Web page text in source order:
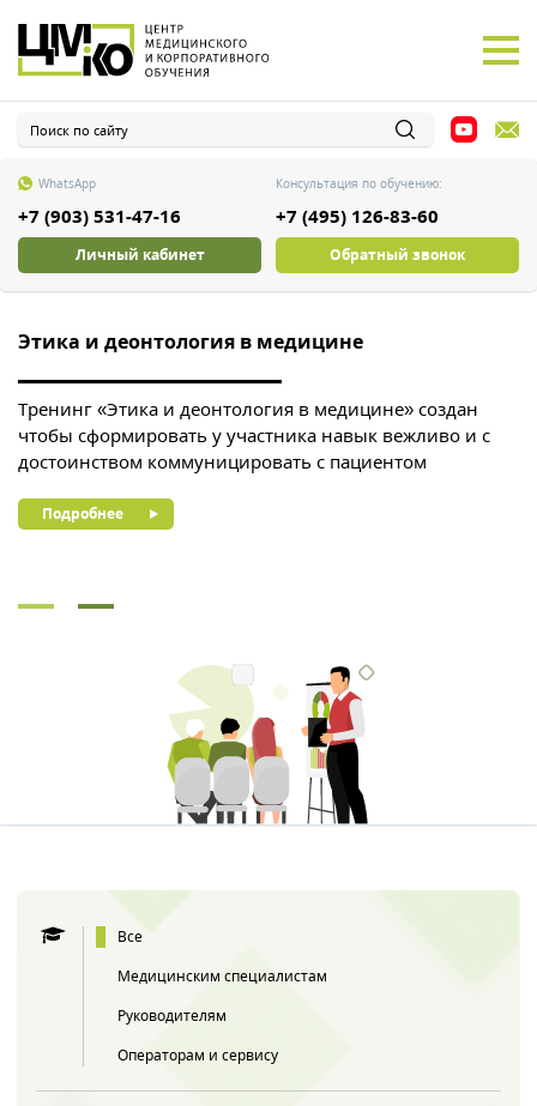
WhatsApp
+7 (903) 531-47-16
Консультация по обучению:
+7 (495) 126-83-60
Личный кабинет Обратный звонок
Этика и деонтология в медицине
Тренинг «Этика и деонтология в медицине» создан
чтобы сформировать у участника навык вежливо и с
достоинством коммуницировать с пациентом
Подробнее
Все
Медицинским специалистам
Руководителям
Операторам и сервису